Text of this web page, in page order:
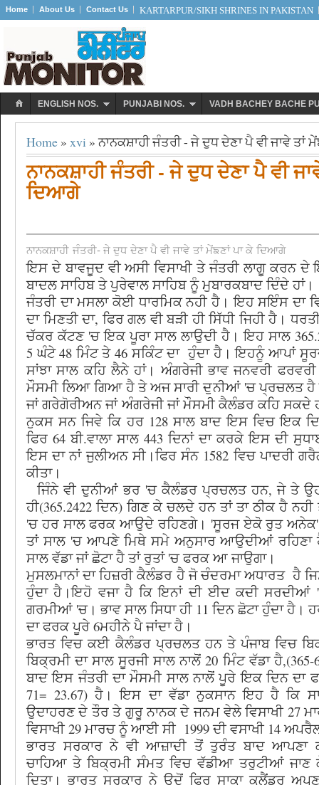
Home About Us Contact Us KARTARPUR/SIKH SHRINES IN PAKISTAN
ENGLISH NOS. PUNJABI NOS. VADH BACHEY BACHE
Home » xvi » ਨਾਨਕਸ਼ਾਹੀ ਜੰਤਰੀ - ਜੇ ਦੁਧ ਦੇਣਾ ਪੈ ਵੀ ਜਾਵੇ ਤਾਂ
ਨਾਨਕਸ਼ਾਹੀ ਜੰਤਰੀ - ਜੇ ਦੁਧ ਦੇਣਾ ਪੈ ਵੀ
ਦਿਆਗੇ
ਨਾਨਕਸ਼ਾਹੀ ਜੰਤਰੀ- ਜੇ ਦੁਧ ਦੇਣਾ ਪੈ ਵੀ ਜਾਵੇ ਤਾਂ ਮੇਂਙਣਾਂ ਪਾ ਕੇ ਦਿਆਗੇ
ਇਸ ਦੇ ਬਾਵਜੂਦ ਵੀ ਅਸੀ ਵਿਸਾਖੀ ਤੇ ਜੰਤਰੀ ਲਾਗੂ ਕਰਨ
ਬਾਦਲ ਸਾਹਿਬ ਤੇ ਪੁਰੇਵਾਲ ਸਾਹਿਬ ਨੂੰ ਮੁਬਾਰਕਬਾਦ ਦਿੰਦੇ ਹਾਂ।
ਜੰਤਰੀ ਦਾ ਮਸਲਾ ਕੋਈ ਧਾਰਮਿਕ ਨਹੀ ਹੈ। ਇਹ ਸਇੰਸ ਦਾ
ਦਾ ਮਿਣਤੀ ਦਾ, ਫਿਰ ਗਲ ਵੀ ਬੜੀ ਹੀ ਸਿੱਧੀ ਜਿਹੀ ਹੈ।
ਚੱਕਰ ਕੱਟਣ 'ਚ ਇਕ ਪੂਰਾ ਸਾਲ ਲਾਉਦੀ ਹੈ। ਇਹ ਸਾਲ
5 ਘੰਟੇ 48 ਮਿੰਟ ਤੇ 46 ਸਕਿੰਟ ਦਾ ਹੁੰਦਾ ਹੈ। ਇਹਨੂੰ ਆਪਾਂ
ਸਾਂਝਾ ਸਾਲ ਕਹਿ ਲੈਨੇ ਹਾਂ। ਅੰਗਰੇਜੀ ਭਾਵ ਜਨਵਰੀ
ਮੌਸਮੀ ਲਿਆ ਗਿਆ ਹੈ ਤੇ ਅਜ ਸਾਰੀ ਦੁਨੀਆਂ 'ਚ ਪ੍ਰਚਲਤ ਹੈ
ਜਾਂ ਗਰੇਗੋਰੀਅਨ ਜਾਂ ਅੰਗਰੇਜੀ ਜਾਂ ਮੌਸਮੀ ਕੈਲੰਡਰ ਕਹਿ ਸਕਦੇ
ਨੁਕਸ ਸਨ ਜਿਵੇ ਕਿ ਹਰ 128 ਸਾਲ ਬਾਦ ਇਸ ਵਿਚ ਇਕ
ਫਿਰ 64 ਬੀ.ਵਾਲਾ ਸਾਲ 443 ਦਿਨਾਂ ਦਾ ਕਰਕੇ ਇਸ ਦੀ
ਇਸ ਦਾ ਨਾਂ ਜੁਲੀਅਨ ਸੀ।ਫਿਰ ਸੰਨ 1582 ਵਿਚ ਪਾਦਰੀ
ਕੀਤਾ।
ਜਿੰਨੇ ਵੀ ਦੁਨੀਆਂ ਭਰ 'ਚ ਕੈਲੰਡਰ ਪ੍ਰਚਲਤ ਹਨ, ਜੇ ਤੇ ਉਹ
ਹੀ(365.2422 ਦਿਨ) ਗਿਣ ਕੇ ਚਲਦੇ ਹਨ ਤਾਂ ਤਾ ਠੀਕ ਹੈ
'ਚ ਹਰ ਸਾਲ ਫਰਕ ਆਉਦੇ ਰਹਿਣਗੇ। 'ਸੂਰਜ ਏਕੋ ਰੁਤ
ਤਾਂ ਸਾਲ 'ਚ ਆਪਣੇ ਮਿਥੇ ਸਮੇ ਅਨੁਸਾਰ ਆਉਦੀਆਂ ਰਹਿਣਾ
ਸਾਲ ਵੱਡਾ ਜਾਂ ਛੋਟਾ ਹੈ ਤਾਂ ਰੁਤਾਂ 'ਚ ਫਰਕ ਆ ਜਾਉਗਾ।
ਮੁਸਲਮਾਨਾਂ ਦਾ ਹਿਜ਼ਰੀ ਕੈਲੰਡਰ ਹੈ ਜੋ ਚੰਦਰਮਾ ਅਧਾਰਤ ਹੈ
ਹੁੰਦਾ ਹੈ।ਇਹੋ ਵਜਾ ਹੈ ਕਿ ਇਨਾਂ ਦੀ ਈਦ ਕਦੀ ਸਰਦੀਆਂ
ਗਰਮੀਆਂ 'ਚ। ਭਾਵ ਸਾਲ ਸਿਧਾ ਹੀ 11 ਦਿਨ ਛੋਟਾ ਹੁੰਦਾ ਹੈ।
ਦਾ ਫਰਕ ਪੂਰੇ 6ਮਹੀਨੇ ਪੈ ਜਾਂਦਾ ਹੈ।
ਭਾਰਤ ਵਿਚ ਕਈ ਕੈਲੰਡਰ ਪ੍ਰਚਲਤ ਹਨ ਤੇ ਪੰਜਾਬ ਵਿਚ
ਬਿਕ੍ਰਮੀ ਦਾ ਸਾਲ ਸੂਰਜੀ ਸਾਲ ਨਾਲੋਂ 20 ਮਿੰਟ ਵੱਡਾ ਹੈ,(365-
ਬਾਦ ਇਸ ਜੰਤਰੀ ਦਾ ਮੌਸਮੀ ਸਾਲ ਨਾਲੋਂ ਪੂਰੇ ਇਕ ਦਿਨ ਦਾ
71= 23.67) ਹੈ। ਇਸ ਦਾ ਵੱਡਾ ਨੁਕਸਾਨ ਇਹ ਹੈ ਕਿ
ਉਦਾਹਰਣ ਦੇ ਤੌਰ ਤੇ ਗੁਰੂ ਨਾਨਕ ਦੇ ਜਨਮ ਵੇਲੇ ਵਿਸਾਖੀ 27
ਵਿਸਾਖੀ 29 ਮਾਰਚ ਨੂੰ ਆਈ ਸੀ 1999 ਦੀ ਵਸਾਖੀ 14
ਭਾਰਤ ਸਰਕਾਰ ਨੇ ਵੀ ਆਜ਼ਾਦੀ ਤੋਂ ਤੁਰੰਤ ਬਾਦ ਆਪਣਾ
ਚਾਹਿਆ ਤੇ ਬਿਕ੍ਰਮੀ ਸੰਮਤ ਵਿਚ ਵੱਡੀਆ ਤਰੁਟੀਆਂ
ਦਿਤਾ। ਭਾਰਤ ਸਰਕਾਰ ਨੇ ਉਦੋਂ ਫਿਰ ਸਾਕਾ ਕਲੈਂਡਰ